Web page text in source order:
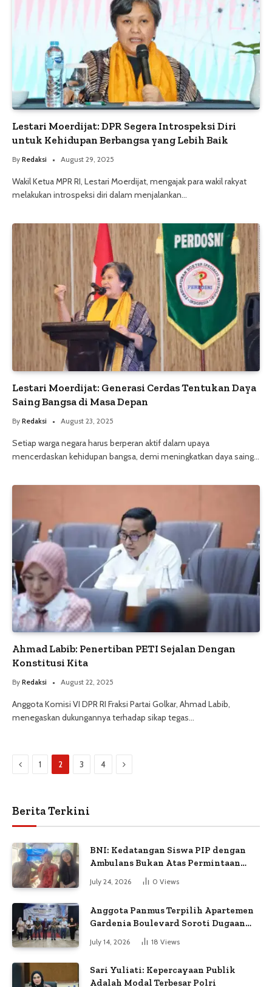
Lestari Moerdijat: DPR Segera Introspeksi Diri
untuk Kehidupan Berbangsa yang Lebih Baik
By Redaksi August 29, 2025
Wakil Ketua MPR RI, Lestari Moerdijat, mengajak para wakil rakyat
melakukan introspeksi diri dalam menjalankan…
Lestari Moerdijat: Generasi Cerdas Tentukan Daya
Saing Bangsa di Masa Depan
By Redaksi August 23, 2025
Setiap warga negara harus berperan aktif dalam upaya
mencerdaskan kehidupan bangsa, demi meningkatkan daya saing…
Ahmad Labib: Penertiban PETI Sejalan Dengan
Konstitusi Kita
By Redaksi August 22, 2025
Anggota Komisi VI DPR RI Fraksi Partai Golkar, Ahmad Labib,
menegaskan dukungannya terhadap sikap tegas…
Previous
1 2 3 4 Next
Berita Terkini
BNI: Kedatangan Siswa PIP dengan
Ambulans Bukan Atas Permintaan
July 24, 2026 0 Views
Anggota Panmus Terpilih Apartemen
Gardenia Boulevard Soroti Dugaan
Kejanggalan Voting
July 14, 2026 18 Views
Sari Yuliati: Kepercayaan Publik
Adalah Modal Terbesar Polri